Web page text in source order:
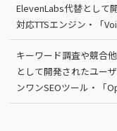
ElevenLabs代替として
対応TTSエンジン・「
キーワード調査や競合
として開発されたユー
ンワンSEOツール・「